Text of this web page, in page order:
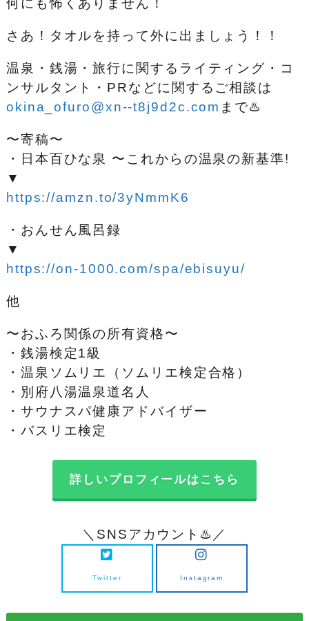
何にも怖くありません！
さあ！タオルを持って外に出ましょう！！
温泉・銭湯・旅行に関するライティング・コ
ンサルタント・PRなどに関するご相談は
okina_ofuro@xn--t8j9d2c.com まで♨️
〜寄稿〜
・日本百ひな泉 〜これからの温泉の新基準!
▼
https://amzn.to/3yNmmK6
・おんせん風呂録
▼
https://on-1000.com/spa/ebisuyu/
他
〜おふろ関係の所有資格〜
・銭湯検定1級
・温泉ソムリエ（ソムリエ検定合格）
・別府八湯温泉道名人
・サウナスパ健康アドバイザー
・バスリエ検定
詳しいプロフィールはこちら
＼SNSアカウント♨️／
Twitter Instagram